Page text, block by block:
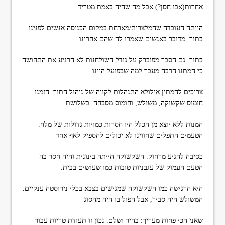
אחרות(אבו חסן?) אבל מה שהיה באמת מטריד
הייתה העובדה שהמלצרית/מארחת במקום הכניסה אנשים לפנינו
בתור. מדובר באנשים שאמרו לה שהם אחרינו
בתור. גם הסבר מפוברק על גודל השולחנות לא הרגיע את התחושה
כי המתנו הרבה מעבר למה שבפועל היינו
צריכים להמתין אילולא התנהלות לקויה של ניהול התור. הזמנו
חומוס שקשוקה, משולש, וחומוס מסבחה. בשלושת
המנות ללא יוצא מן הכלל היו חסרות כמויות גדולות של מלח.
הטעמים התפלים שחווינו לא יכולים להספיק לאף אחד
כסיבה להגיע מרחוק. השקשוקה הייתה בינונית והיה חסר בה
הטעם העמוק של עגבניות טובות כמו שעושים בבית.
היא הרגישה כמו השקשוקה שמגישים בצבא בכלי נירוסטה ענקיים.
המשולש היה סביר, אבל הפול בו היה מהסוג
שאני הכי פחות מעריך: בהיר ושלם. נכון זו תעודת טריות עבור